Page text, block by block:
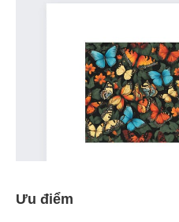
Ưu điểm